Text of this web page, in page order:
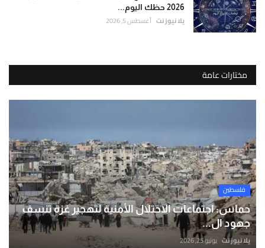
2026 حظك اليوم...
يلا نيوز نت أغسطس 5, 2026
مختارات عامة
فلسطين
حماس: اجتماعات الاحتلال الأمنية لتهجير غزة تنسف
جهود ال...
يلا نيوز نت يونيو 25, 2026